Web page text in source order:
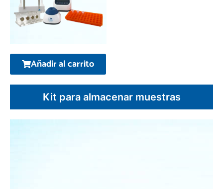
Añadir al carrito
Kit para almacenar muestras